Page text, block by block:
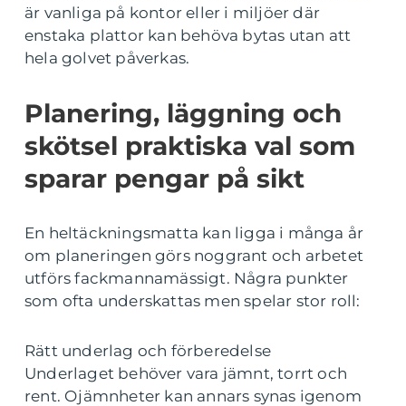
är vanliga på kontor eller i miljöer där
enstaka plattor kan behöva bytas utan att
hela golvet påverkas.
Planering, läggning och
skötsel praktiska val som
sparar pengar på sikt
En heltäckningsmatta kan ligga i många år
om planeringen görs noggrant och arbetet
utförs fackmannamässigt. Några punkter
som ofta underskattas men spelar stor roll:
Rätt underlag och förberedelse
Underlaget behöver vara jämnt, torrt och
rent. Ojämnheter kan annars synas igenom